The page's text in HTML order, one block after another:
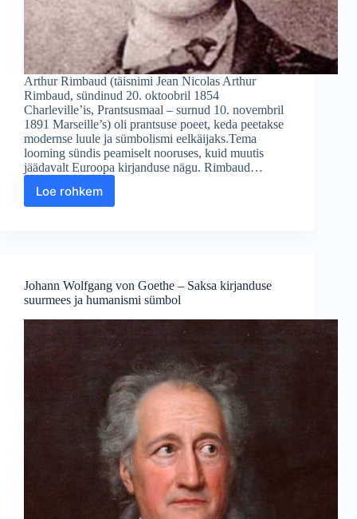
Arthur Rimbaud (täisnimi Jean Nicolas Arthur
Rimbaud, sündinud 20. oktoobril 1854
Charleville’is, Prantsusmaal – surnud 10. novembril
1891 Marseille’s) oli prantsuse poeet, keda peetakse
modernse luule ja sümbolismi eelkäijaks.Tema
looming sündis peamiselt nooruses, kuid muutis
jäädavalt Euroopa kirjanduse nägu. Rimbaud…
Loe rohkem
Arthur
geenius
Johann Wolfgang von Goethe – Saksa kirjanduse
suurmees ja humanismi sümbol